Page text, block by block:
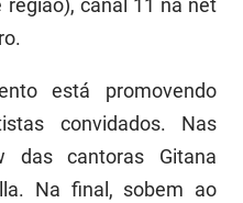
região), canal 11 na net
está promovendo
convidados. Nas
das cantoras Gitana
Na final, sobem ao